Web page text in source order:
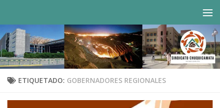
ETIQUETADO: GOBERNADORES REGIONALES